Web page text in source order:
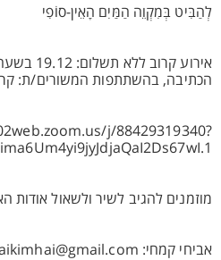
לְהַבִּיט בְּמִקְוֵה הַמַּיִם הָאֵין-סוֹפִי
הכתיבה, בהשתתפות המשורים/ת: קרן
j/88429319340?
מוזמנים להגיב לשיר ולשאול אודות
אביחי קמחי: avihaikimhai@gmail.com נייד-0509207788